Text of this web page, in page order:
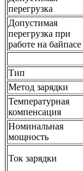
перегрузка
Допустимая
перегрузка при
работе на байпасе
Тип
Метод зарядки
Температурная
компенсация
Номинальная
мощность
Ток зарядки